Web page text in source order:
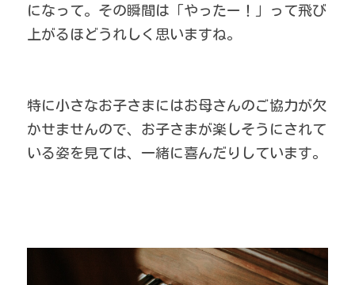
になって。その瞬間は「やったー！」って飛び
上がるほどうれしく思いますね。
特に小さなお子さまにはお母さんのご協力が欠
かせませんので、お子さまが楽しそうにされて
いる姿を見ては、一緒に喜んだりしています。